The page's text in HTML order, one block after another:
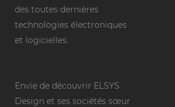
des toutes dernières
technologies électroniques
et logicielles.
Envie de découvrir ELSYS
Design et ses sociétés sœur